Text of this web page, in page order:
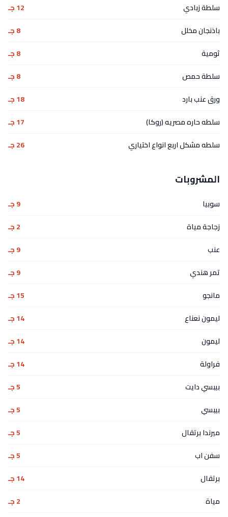
سلطة زبادي
12 جـ
باذنجان مخلل
8 جـ
ثومية
8 جـ
سلطة حمص
8 جـ
ورق عنب بارد
18 جـ
سلطه حاره مصريه (روكا)
17 جـ
سلطه مشكل اربع انواع اختياري
26 جـ
المشروبات
سوبيا
9 جـ
زجاجة مياة
2 جـ
عنب
9 جـ
تمر هندي
9 جـ
مانجو
15 جـ
ليمون نعناع
14 جـ
ليمون
14 جـ
فراولة
14 جـ
بيبسي دايت
5 جـ
بيبسي
5 جـ
ميرندا برتقال
5 جـ
سفن اب
5 جـ
برتقال
14 جـ
مياة
2 جـ